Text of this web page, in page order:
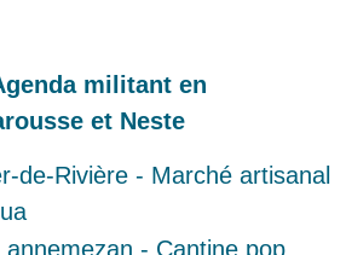
militant en
et Neste
de-Rivière - Marché artisanal
- Cantine pop